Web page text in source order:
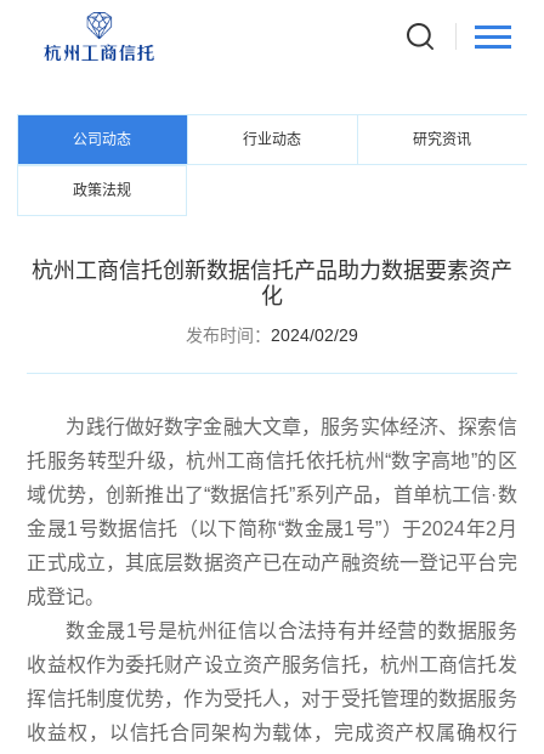
资讯中心
公司动态 行业动态 研究资讯
政策法规
杭州工商信托创新数据信托产品助力数据要素资产
化
发布时间： 2024/02/29
为践行做好数字金融大文章，服务实体经济、探索信
托服务转型升级，杭州工商信托依托杭州“数字高地”的区
域优势，创新推出了“数据信托”系列产品，首单杭工信·数
金晟1号数据信托（以下简称“数金晟1号”）于2024年2月
正式成立，其底层数据资产已在动产融资统一登记平台完
成登记。
数金晟1号是杭州征信以合法持有并经营的数据服务
收益权作为委托财产设立资产服务信托，杭州工商信托发
挥信托制度优势，作为受托人，对于受托管理的数据服务
收益权，以信托合同架构为载体，完成资产权属确权行